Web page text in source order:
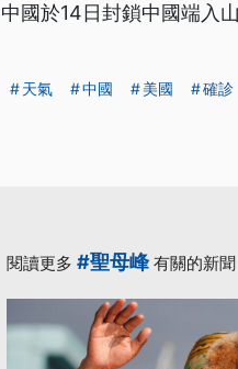
中國於14日封鎖中國端入
天氣 中國 美國 確診
閱讀更多 #聖母峰 有關的新聞